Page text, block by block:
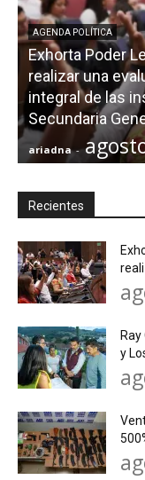
AGENDA POLÍTICA
Exhorta Poder
realizar una
integral de las
Secundaria
ariadna -
Recientes
y